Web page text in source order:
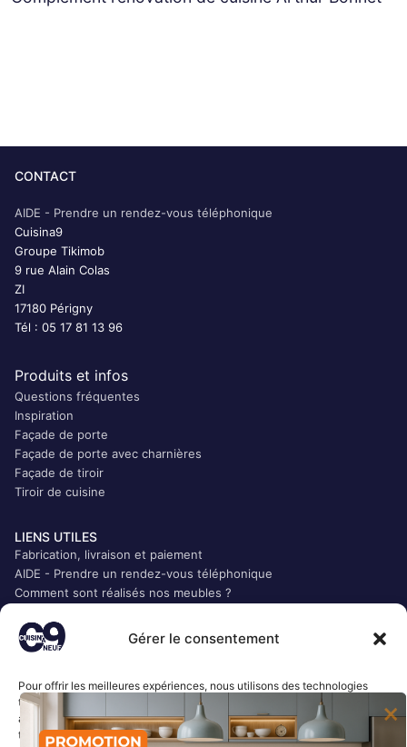
Gérer le consentement
Pour offrir les meilleures expériences, nous utilisons des technologies
telles que les cookies pour stocker et/ou accéder aux informations des
appareils. Le fait de consentir à ces technologies nous permettra de
traiter des données telles que le comportement de navigation ou les ID
CONTACT
AIDE - Prendre un rendez-vous téléphonique
Cuisina9
Groupe Tikimob
9 rue Alain Colas
ZI
17180 Périgny
Tél : 05 17 81 13 96
Produits et infos
Questions fréquentes
Inspiration
Façade de porte
Façade de porte avec charnières
Façade de tiroir
Tiroir de cuisine
LIENS UTILES
Fabrication, livraison et paiement
AIDE - Prendre un rendez-vous téléphonique
Comment sont réalisés nos meubles ?
CGV
Mentions légales
Plan du site
Accès Presse